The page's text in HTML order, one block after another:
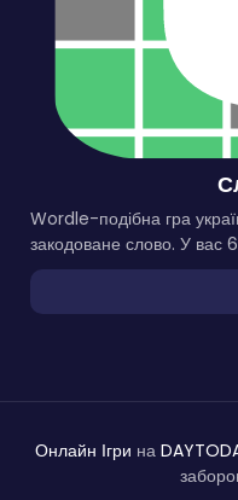
Wordle-подібна гра
закодоване слово. У вас
Онлайн Ігри на